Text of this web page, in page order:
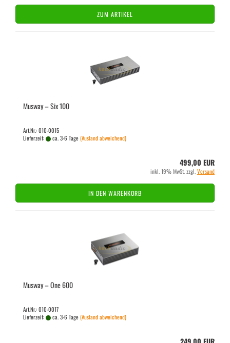
ZUM ARTIKEL
Mus­way – Six 100
Art.Nr.: 010-0015
Lieferzeit:
ca. 3-6 Tage(Ausland abweichend)
499,00 EUR
inkl. 19% MwSt. zzgl.Versand
IN DEN WARENKORB
Mus­way – One 600
Art.Nr.: 010-0017
Lieferzeit:
ca. 3-6 Tage(Ausland abweichend)